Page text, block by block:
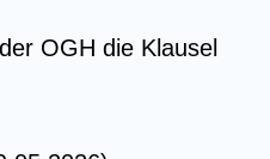
OGH die Klausel